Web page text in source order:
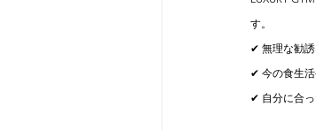
す。
✔ 無理な勧誘
✔ 今の食生
✔ 自分に合